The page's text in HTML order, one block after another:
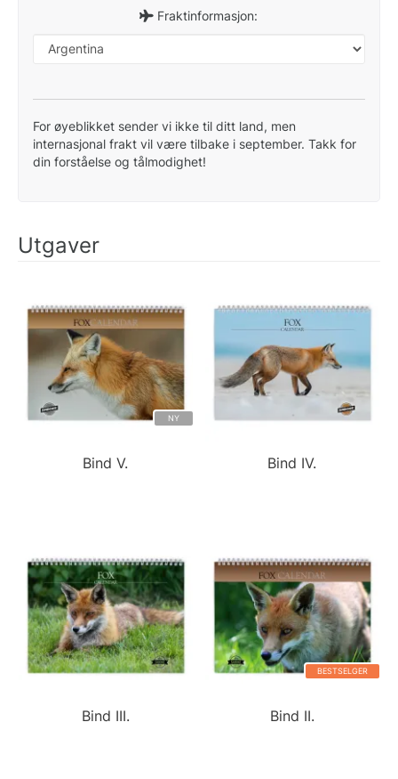
Fraktinformasjon:
For øyeblikket sender vi ikke til ditt land, men
internasjonal frakt vil være tilbake i september. Takk for
din forståelse og tålmodighet!
Utgaver
NY
Bind V. Bind IV.
Bind III.
BESTSELGER
Bind II.